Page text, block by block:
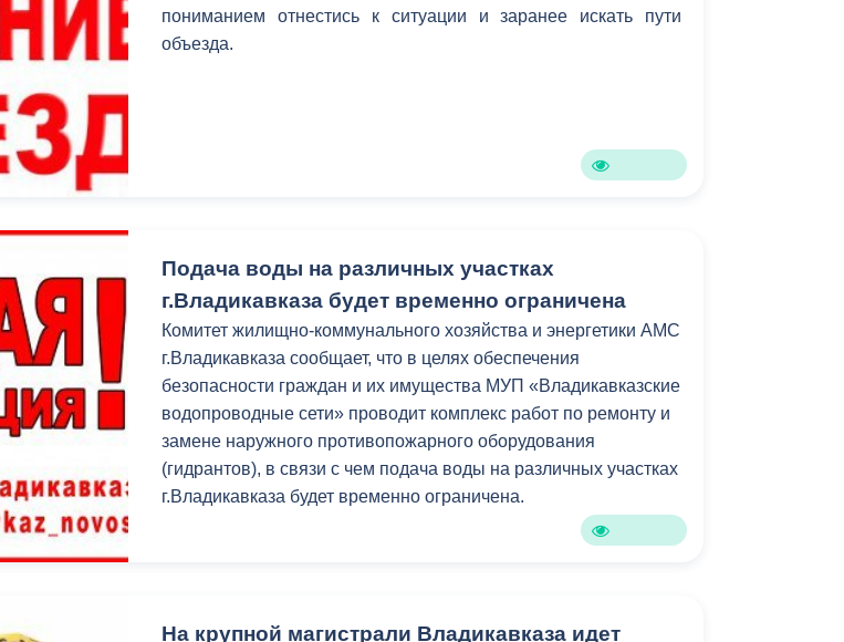
Кадровая политика Противодействие коррупции
Списки граждан, состоящих на
учете в качестве нуждающихся в
Общественное обсуждение
документов стратегического
планирования
Гражданская оборона в
чрезвычайных ситуациях
Незаконное строительство
Порядок обжалования решений и
действий органов местного
самоуправления
Информация финансового
Бесплатная юридическая помощь
Выборы 2026
пониманием отнестись к ситуации и заранее искать пути
объезда.
Подача воды на различных участках
г.Владикавказа будет временно ограничена
Комитет жилищно-коммунального хозяйства и энергетики АМС
г.Владикавказа сообщает, что в целях обеспечения
безопасности граждан и их имущества МУП «Владикавказские
водопроводные сети» проводит комплекс работ по ремонту и
замене наружного противопожарного оборудования
(гидрантов), в связи с чем подача воды на различных участках
г.Владикавказа будет временно ограничена.
На крупной магистрали Владикавказа идет